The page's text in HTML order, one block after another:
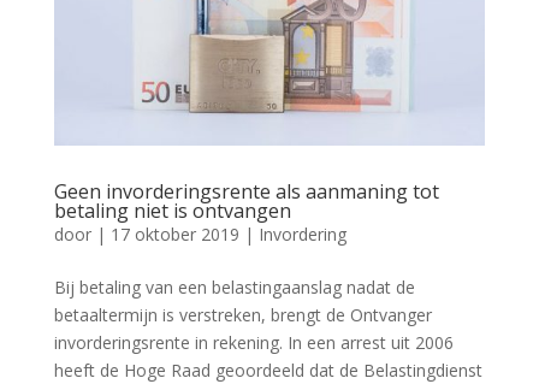
Geen invorderingsrente als aanmaning tot
betaling niet is ontvangen
door | 17 oktober 2019 | Invordering
Bij betaling van een belastingaanslag nadat de
betaaltermijn is verstreken, brengt de Ontvanger
invorderingsrente in rekening. In een arrest uit 2006
heeft de Hoge Raad geoordeeld dat de Belastingdienst